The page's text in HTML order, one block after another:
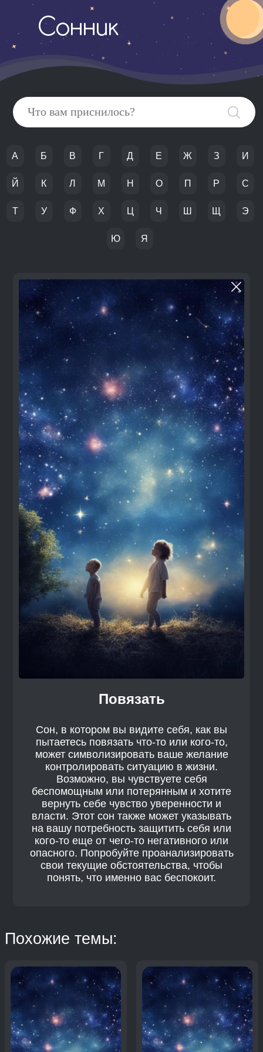
Сонник
А Б В Г Д Е Ж З И
Й К Л М Н О П Р С
Т У Ф Х Ц Ч Ш Щ Э
Ю Я
Повязать
Сон, в котором вы видите себя, как вы
пытаетесь повязать что-то или кого-то,
может символизировать ваше желание
контролировать ситуацию в жизни.
Возможно, вы чувствуете себя
беспомощным или потерянным и хотите
вернуть себе чувство уверенности и
власти. Этот сон также может указывать
на вашу потребность защитить себя или
кого-то еще от чего-то негативного или
опасного. Попробуйте проанализировать
свои текущие обстоятельства, чтобы
понять, что именно вас беспокоит.
Похожие темы: